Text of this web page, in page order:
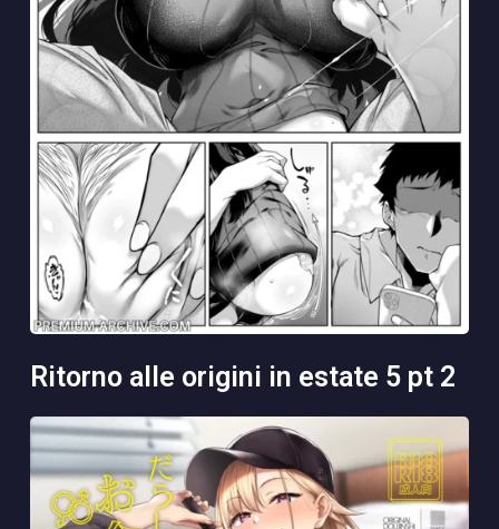
ritorno alle origini in estate 5 pt 2